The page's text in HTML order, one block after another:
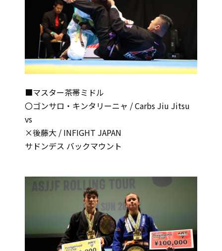
■マスター茶帯ミドル
〇ゴンサロ・キンタリーニャ / Carbs Jiu Jitsu
vs
×後藤大 / INFIGHT JAPAN
サドンデス バックマウント